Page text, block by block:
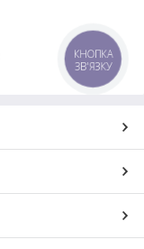
КНОПКА
ЗВ'ЯЗКУ